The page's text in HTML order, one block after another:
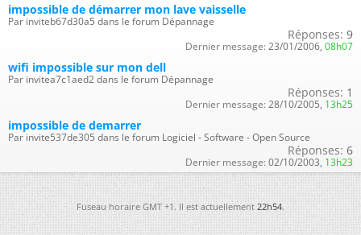
impossible de démarrer mon lave vaisselle
Par inviteb67d30a5 dans le forum Dépannage
Réponses: 9
Dernier message: 23/01/2006, 08h07
wifi impossible sur mon dell
Par invitea7c1aed2 dans le forum Dépannage
Réponses: 1
Dernier message: 28/10/2005, 13h25
impossible de demarrer
Par invite537de305 dans le forum Logiciel - Software - Open Source
Réponses: 6
Dernier message: 02/10/2003, 13h23
Fuseau horaire GMT +1. Il est actuellement22h54.